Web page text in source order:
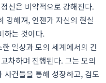
신은 비약적으로 강해진다.
강해져, 언젠가 자신의 현실
하는 것이다.
일상과 모의 세계에서의 긴
차하며 진행된다. 그는 모의
건들을 통해 성장하고, 검도